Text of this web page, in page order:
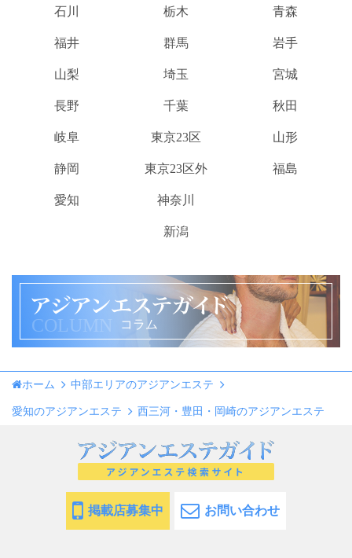
石川
福井
山梨
長野
岐阜
静岡
愛知
栃木
群馬
埼玉
千葉
東京23区
東京23区外
神奈川
新潟
青森
岩手
宮城
秋田
山形
福島
COLUMN コラム
ホーム 中部エリアのアジアンエステ
愛知のアジアンエステ 西三河・豊田・岡崎のアジアンエステ
掲載店募集中 お問い合わせ